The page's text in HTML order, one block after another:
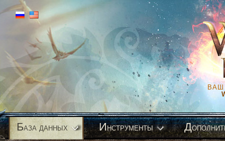
ВАШ
База данных Инструменты Д